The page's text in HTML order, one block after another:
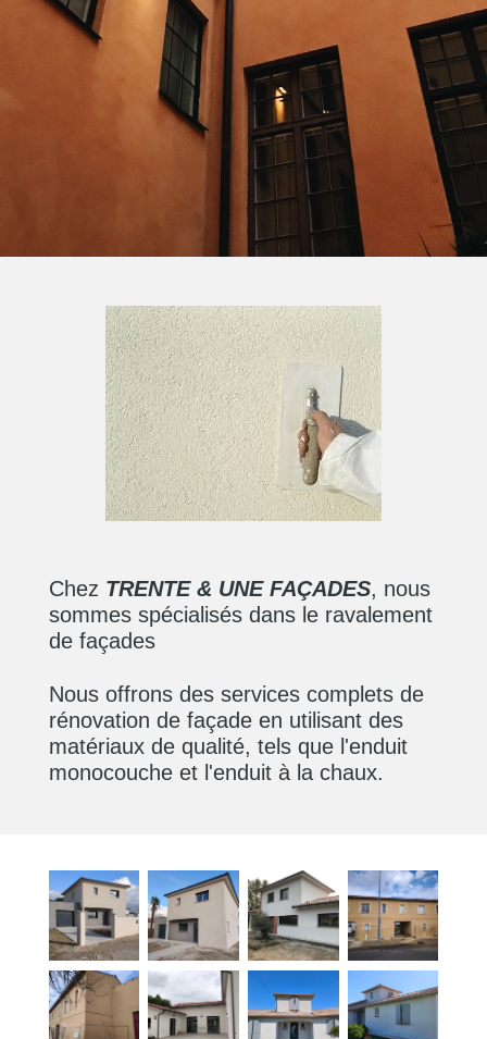
Chez TRENTE & UNE FAÇADES, nous
sommes spécialisés dans le ravalement
de façades
Nous offrons des services complets de
rénovation de façade en utilisant des
matériaux de qualité, tels que l'enduit
monocouche et l'enduit à la chaux.